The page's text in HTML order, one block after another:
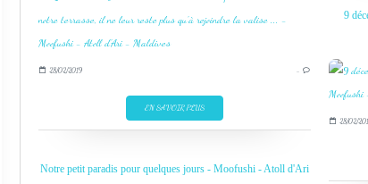
28/02/2019 …
EN SAVOIR PLUS
9
28/02/
Notre petit paradis pour quelques jours - Moofushi - Atoll d'Ari